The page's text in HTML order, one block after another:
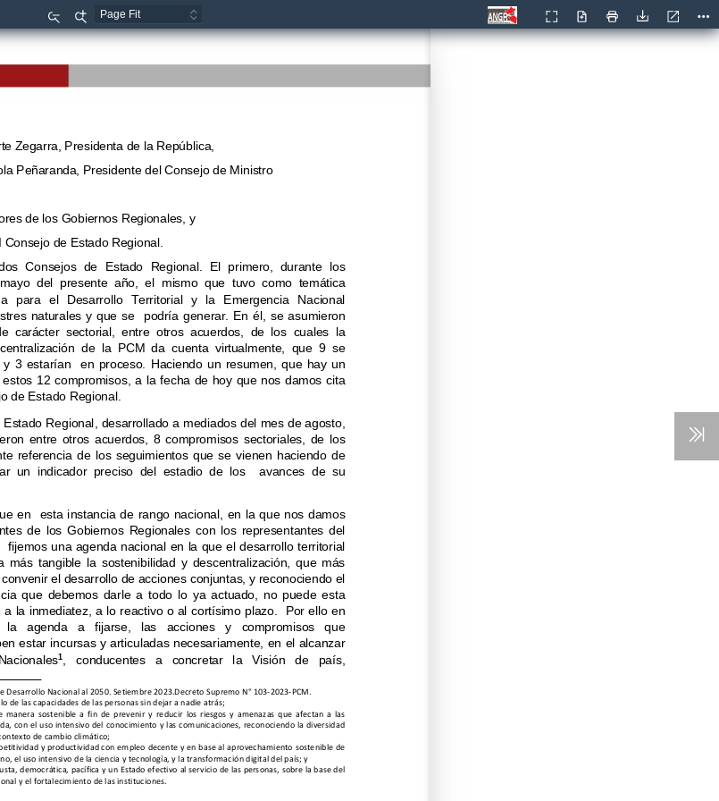
Presentation
Mode
Open Print Download
Current
View
Zoom
Out
Zoom
In
Zegarra, Presidenta de la República,
Peñaranda, Presidente del Consejo de Ministro
de los Gobiernos Regionales, y
de Estado Regional.
Consejos  de  Estado  Regional.  El
  primero,  durante  los
del  presente  año,  el  mismo  que  tuvo  como  temática
para  el   Desarrollo   Territorial  y
  la  Emergencia  Nacional
naturales  y  que  se    podría  generar.  En  él,  se  asumieron
carácter  sectorial,  entre  otros  acuerdos,  de  los  cuales  la
de  la  PCM  da  cuenta
  virtualmente,  que  9  se
3  estarían    en  proceso.  Haciendo  un  resumen,  que  hay  un
12 compromisos, a la fecha de hoy que nos damos cita
de Estado Regional.
Regional, desarrollado a mediados del mes de agosto,
entre  otros  acuerdos,  8  compromisos  sectoriales,  de  los
referencia  de  los  seguimientos
  que  se  vienen  haciendo  de
un  indicador  preciso  del  estadio  de  los    avances  de  su
en   esta  instancia de  rango  nacional, en  la que nos  damos
de  los  Gobiernos  Regionales
  con  los  representantes  del
fijemos una agenda nacional en la que el desarrollo territorial
más  tangible  la  sostenibilidad  y descentralización,  que  más
el desarrollo de acciones conjuntas, y reconociendo el
que  debemos  darle  a  todo  lo ya  actuado,  no  puede  esta
a la inmediatez, a lo reactivo o al cortísimo plazo.  Por ello en
la   agenda   a   fijarse,   las   acciones
   y   compromisos   que
estar incursas y articuladas necesariamente, en el alcanzar
1,   conducentes   a   concretar   la   Visión   de   país,
Desarrollo Nacional al 2050. Setiembre 2023.Decreto Supremo N° 103-2023-PCM.
de las capacidades de las personas sin dejar a nadie atrás;
manera  sostenible  a  fin  de  prevenir  y  reducir  los  riesgos  y  amenazas  que
  afectan  a  las
con el uso intensivo del conocimiento y las comunicaciones, reconociendo la diversidad
de cambio climático;
y productividad con empleo decente y en base al aprovechamiento sostenible de
el uso intensivo de la ciencia y tecnología, y la transformación digital del país; y
democrática, pacífica y un Estado efectivo al servicio de las personas, sobre la base del
y el fortalecimiento de las instituciones.